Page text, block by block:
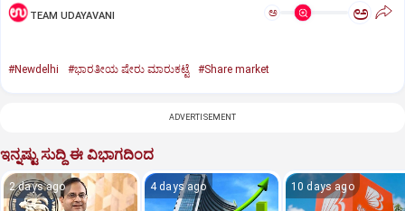
TEAM UDAYAVANI ಅ ಅ
#Newdelhi #ಭಾರತೀಯ ಷೇರು ಮಾರುಕಟ್ಟೆ #Share market
ADVERTISEMENT
ಇನ್ನಷ್ಟು ಸುದ್ದಿ ಈ ವಿಭಾಗದಿಂದ
2 days ago 4 days ago 10 days ago